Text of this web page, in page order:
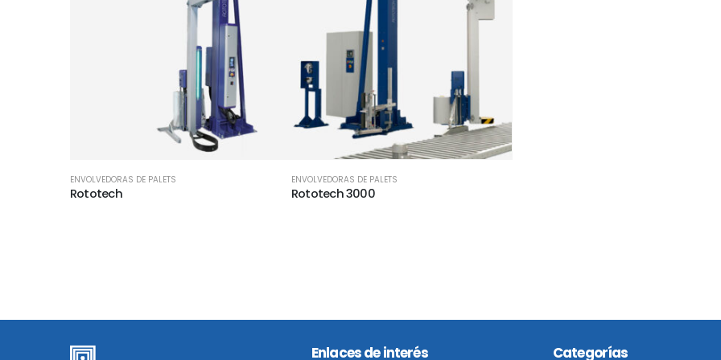
ENVOLVEDORAS DE PALETS
Rototech
ENVOLVEDORAS DE PALETS
Rototech 3000
Enlaces de interés Categorías